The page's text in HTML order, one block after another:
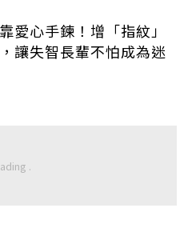
愛心手鍊！增「指紋」
讓失智長輩不怕成為迷